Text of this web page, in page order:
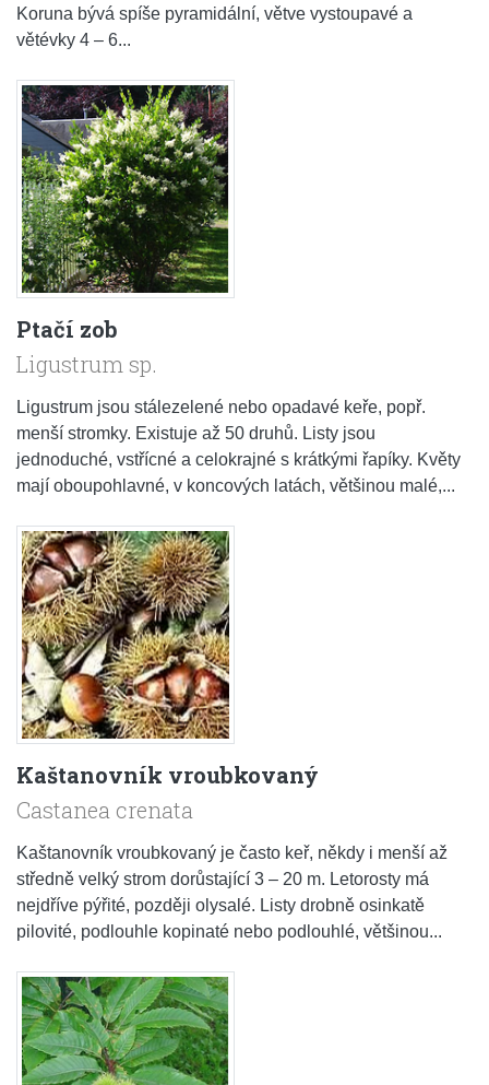
Koruna bývá spíše pyramidální, větve vystoupavé a
větévky 4 – 6...
Ptačí zob
Ligustrum sp.
Ligustrum jsou stálezelené nebo opadavé keře, popř.
menší stromky. Existuje až 50 druhů. Listy jsou
jednoduché, vstřícné a celokrajné s krátkými řapíky. Květy
mají oboupohlavné, v koncových latách, většinou malé,...
Kaštanovník vroubkovaný
Castanea crenata
Kaštanovník vroubkovaný je často keř, někdy i menší až
středně velký strom dorůstající 3 – 20 m. Letorosty má
nejdříve pýřité, později olysalé. Listy drobně osinkatě
pilovité, podlouhle kopinaté nebo podlouhlé, většinou...